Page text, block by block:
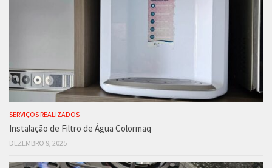
SERVIÇOS REALIZADOS
Instalação de Filtro de Água Colormaq
DEZEMBRO 9, 2025